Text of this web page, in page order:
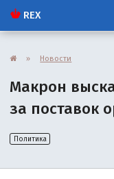
REX
» Новости
Макрон
за поставок
Политика